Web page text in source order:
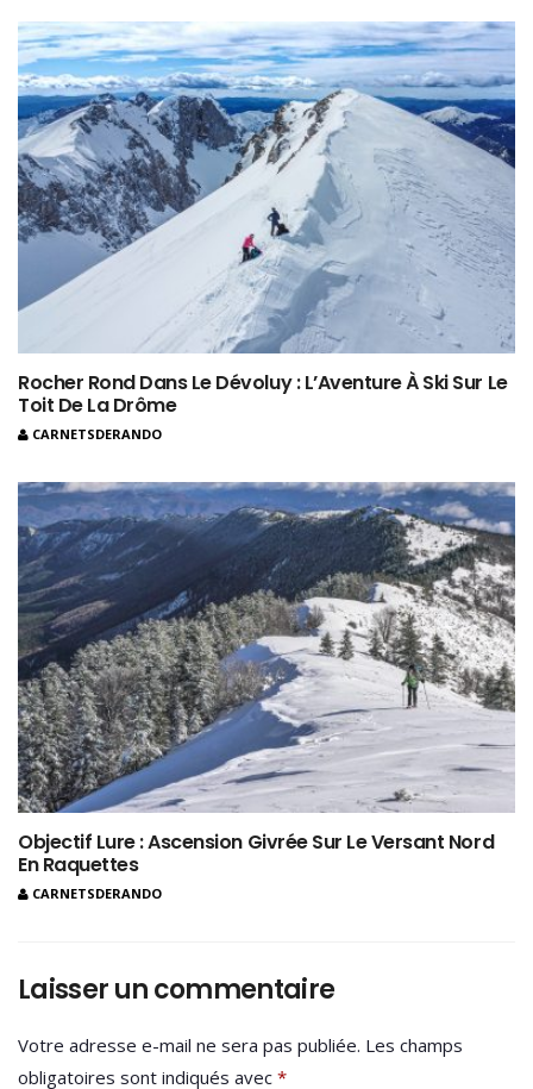
Rocher Rond Dans Le Dévoluy : L’Aventure À Ski Sur Le
Toit De La Drôme
CARNETSDERANDO
Objectif Lure : Ascension Givrée Sur Le Versant Nord
En Raquettes
CARNETSDERANDO
Laisser un commentaire
Votre adresse e-mail ne sera pas publiée. Les champs
obligatoires sont indiqués avec *